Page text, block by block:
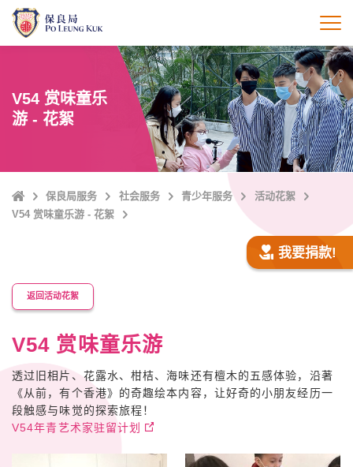
打
V54 赏味童乐
游 - 花絮
Home保良局服务 社会服务 青少年服务
活动花絮
V54 赏味童乐游 - 花絮
我要捐款!
返回活动花絮
V54 赏味童乐游
透过旧相片、花露水、柑桔、海味还有檀木的五感体验，沿著
《从前，有个香港》的奇趣绘本内容，让好奇的小朋友经历一
段触感与味觉的探索旅程！
V54年青艺术家驻留计划